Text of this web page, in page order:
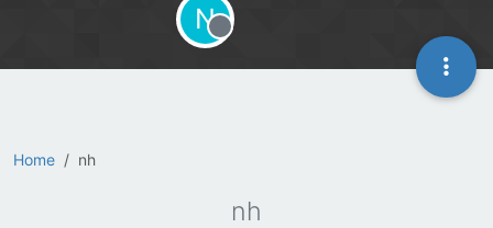
Home nh
N
Offline
nh